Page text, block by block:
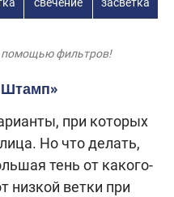
свечение
засветка
помощью фильтров!
при которых
Но что делать,
тень от какого-
низкой ветки при